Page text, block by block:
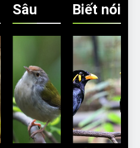
Sâu
Biết nói